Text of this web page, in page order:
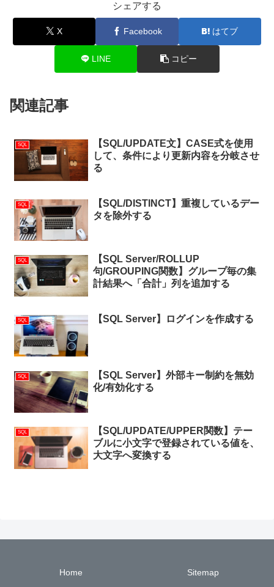
シェアする
X Facebook はてブ
LINE コピー
関連記事
SQL
【SQL/UPDATE文】CASE式を使用
して、条件により更新内容を分岐させ
る
SQL
【SQL/DISTINCT】重複しているデー
タを除外する
SQL
【SQL Server/ROLLUP
句/GROUPING関数】グループ毎の集
計結果へ「合計」列を追加する
SQL 【SQL Server】ログインを作成する
SQL
【SQL Server】外部キー制約を無効
化/有効化する
SQL
【SQL/UPDATE/UPPER関数】テー
ブルに小文字で登録されている値を、
大文字へ変換する
Home
Sitemap